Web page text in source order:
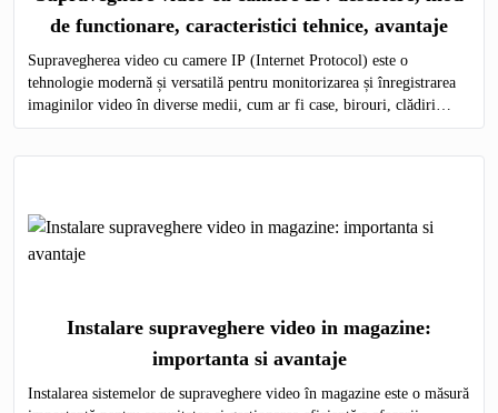
de functionare, caracteristici tehnice, avantaje
Supravegherea video cu camere IP (Internet Protocol) este o
tehnologie modernă și versatilă pentru monitorizarea și înregistrarea
imaginilor video în diverse medii, cum ar fi case, birouri, clădiri
comerciale, instituții publice și industriale.
Instalare supraveghere video in magazine:
importanta si avantaje
Instalarea sistemelor de supraveghere video în magazine este o măsură